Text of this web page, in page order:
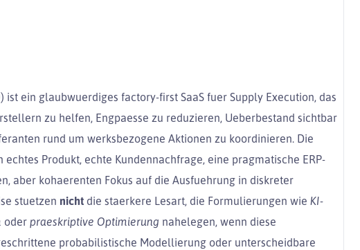
ist ein glaubwuerdiges factory-first SaaS fuer Supply Execution, das
zu helfen, Engpaesse zu reduzieren, Ueberbestand sichtbar
rund um werksbezogene Aktionen zu koordinieren. Die
Produkt, echte Kundennachfrage, eine pragmatische ERP-
aber kohaerenten Fokus auf die Ausfuehrung in diskreter
stuetzen nicht die staerkere Lesart, die Formulierungen wie KI-
oder praeskriptive Optimierung nahelegen, wenn diese
probabilistische Modellierung oder unterscheidbare